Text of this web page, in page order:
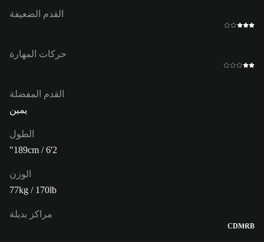
القدم الضعيفة
حركات المهارة
القدم المفضلة
يمين
الطول
189cm / 6'2"
الوزن
77kg / 170lb
مراكز بديلة
RB
CDM